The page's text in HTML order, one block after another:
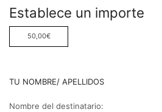
Establece un importe
50,00€
TU NOMBRE/ APELLIDOS
Nombre del destinatario: